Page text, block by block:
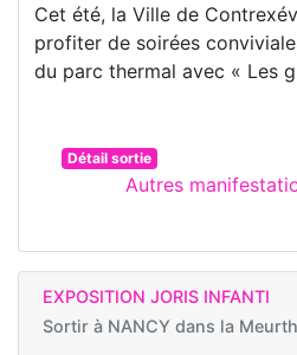
Cet été, la Ville de
profiter de soirées
du parc thermal avec « Les
Détail sortie
Autres
EXPOSITION JORIS INFANTI
Sortir à NANCY dans la